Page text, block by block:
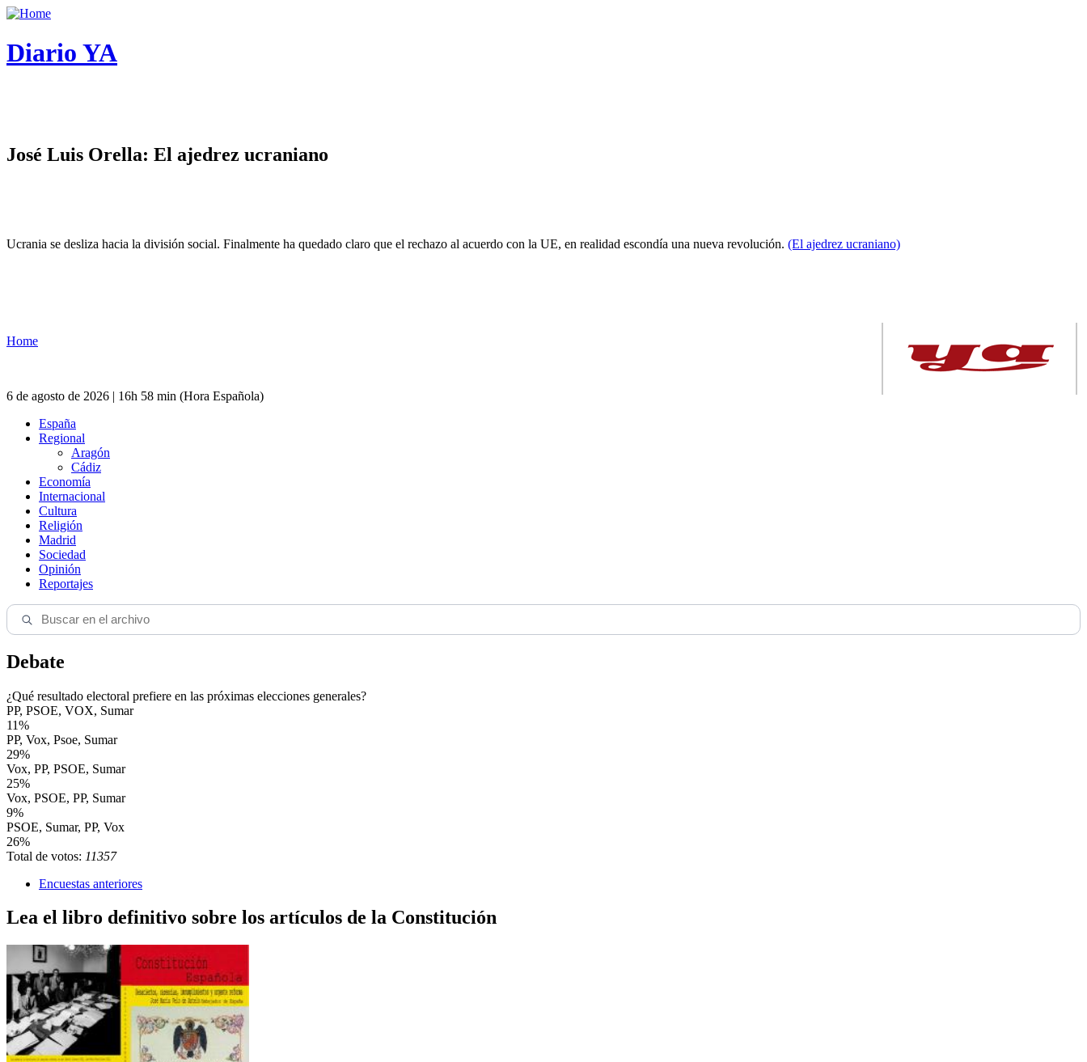
Diario YA
José Luis Orella: El ajedrez ucraniano
Ucrania se desliza hacia la división social. Finalmente ha quedado claro que el rechazo al acuerdo con la UE, en realidad escondía una nueva revolución. (El ajedrez ucraniano)
Home
6 de agosto de 2026 | 16h 58 min (Hora Española)
España
Regional
Aragón
Cádiz
Economía
Internacional
Cultura
Religión
Madrid
Sociedad
Opinión
Reportajes
Debate
¿Qué resultado electoral prefiere en las próximas elecciones generales?
PP, PSOE, VOX, Sumar
11%
PP, Vox, Psoe, Sumar
29%
Vox, PP, PSOE, Sumar
25%
Vox, PSOE, PP, Sumar
9%
PSOE, Sumar, PP, Vox
26%
Total de votos: 11357
Encuestas anteriores
Lea el libro definitivo sobre los artículos de la Constitución